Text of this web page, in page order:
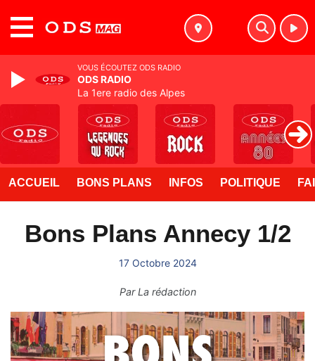
ACCUEIL BONS PLANS INFOS POLITIQUE
Bons Plans Annecy 1/2
17 Octobre 2024
ParLa rédaction
VOUS ÉCOUTEZ ODS RADIO
ODS RADIO
La 1ere radio des Alpes